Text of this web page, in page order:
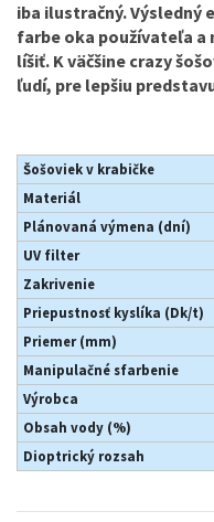
iba ilustračný. Výsledný
farbe oka používateľa a
líšiť. K väčšine crazy
ľudí, pre lepšiu
Šošoviek v krabičke
Materiál
Plánovaná výmena (dní)
UV filter
Zakrivenie
Priepustnosť kyslíka (Dk/t)
Priemer (mm)
Manipulačné sfarbenie
Výrobca
Obsah vody (%)
Dioptrický rozsah